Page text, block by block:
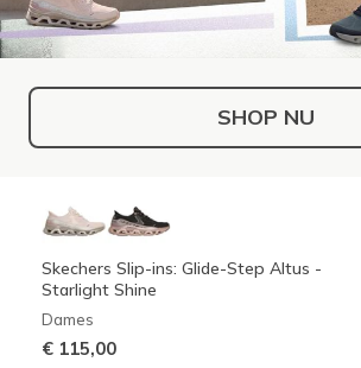
SHOP NU
Skechers Slip-ins: Glide-Step Altus -
Starlight Shine
Dames
€ 115,00